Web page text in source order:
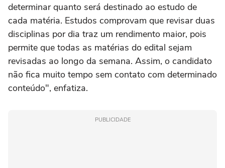
determinar quanto será destinado ao estudo de
cada matéria. Estudos comprovam que revisar duas
disciplinas por dia traz um rendimento maior, pois
permite que todas as matérias do edital sejam
revisadas ao longo da semana. Assim, o candidato
não fica muito tempo sem contato com determinado
conteúdo", enfatiza.
PUBLICIDADE